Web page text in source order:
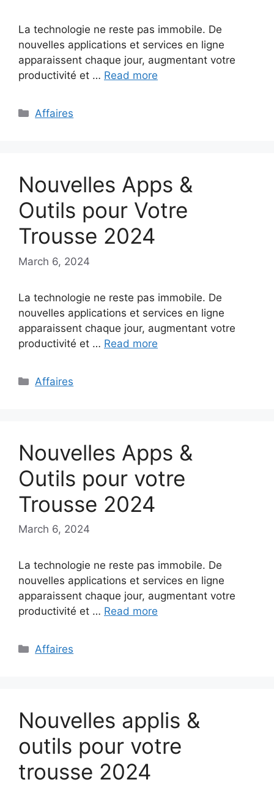
La technologie ne reste pas immobile. De
nouvelles applications et services en ligne
apparaissent chaque jour, augmentant votre
productivité et … Read more
Categories
Affaires
Nouvelles Apps &
Outils pour Votre
Trousse 2024
March 6, 2024
La technologie ne reste pas immobile. De
nouvelles applications et services en ligne
apparaissent chaque jour, augmentant votre
productivité et … Read more
Categories
Affaires
Nouvelles Apps &
Outils pour votre
Trousse 2024
March 6, 2024
La technologie ne reste pas immobile. De
nouvelles applications et services en ligne
apparaissent chaque jour, augmentant votre
productivité et … Read more
Categories
Affaires
Nouvelles applis &
outils pour votre
trousse 2024